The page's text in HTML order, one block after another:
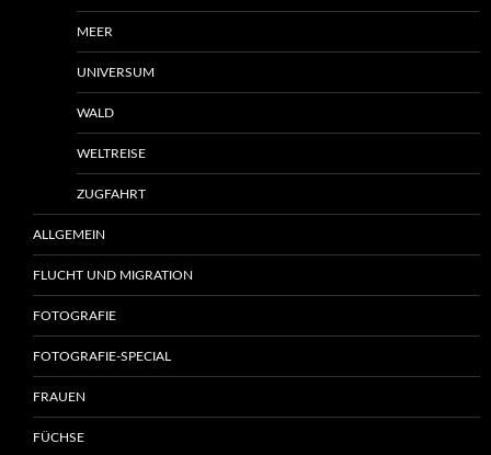
MEER
UNIVERSUM
WALD
WELTREISE
ZUGFAHRT
ALLGEMEIN
FLUCHT UND MIGRATION
FOTOGRAFIE
FOTOGRAFIE-SPECIAL
FRAUEN
FÜCHSE